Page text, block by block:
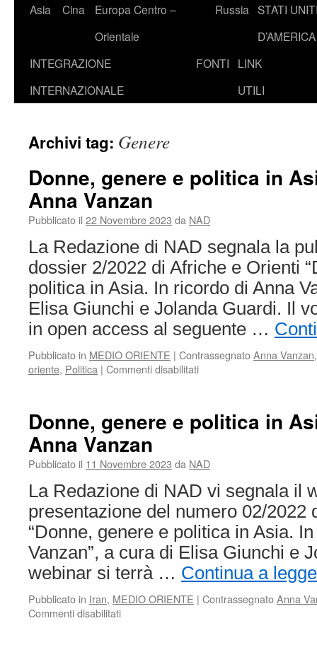
Asia Cina
Europa Centro –
Orientale
Russia STATI
D’AMERICA
INTEGRAZIONE
INTERNAZIONALE
FONTI
LINK
UTILI
Archivi tag: Genere
Donne, genere e politica in
Anna Vanzan
Pubblicato il 22 Novembre 2023 da NAD
La Redazione di NAD segnala la
dossier 2/2022 di Afriche e Orienti
politica in Asia. In ricordo di Anna
Elisa Giunchi e Jolanda Guardi. Il
in open access al seguente …
Pubblicato in MEDIO ORIENTE | ContrassegnatoAnna Vanzan
oriente, Politica | Commenti disabilitatisu
politica
In
ricordo
di
Anna
Vanzan
Donne, genere e politica in
Anna Vanzan
Pubblicato il 11 Novembre 2023 da NAD
La Redazione di NAD vi segnala il
presentazione del numero 02/2022
“Donne, genere e politica in Asia.
Vanzan”, a cura di Elisa Giunchi e
webinar si terrà … Continua a
Pubblicato in Iran, MEDIO ORIENTE | ContrassegnatoAnna
Commenti disabilitatisu